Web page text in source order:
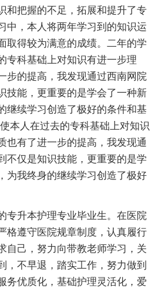
和把握的不足，拓展和提升了专
中，本人将两年学习到的知识运
取得较为满意的成绩。二年的学
专科基础上对知识有进一步理
步的提高，我发现通过西南网院
技能，更重要的是学会了一种新
继续学习创造了极好的条件和基
本人在过去的专科基础上对知识
也有了进一步的提高，我发现通
不仅是知识技能，更重要的是学
为我终身的继续学习创造了极好
专升本护理专业毕业生。在医院
格遵守医院规章制度，认真履行
自己，努力向带教老师学习，关
，不早退，踏实工作，努力做到
务优质化，基础护理灵活化，爱